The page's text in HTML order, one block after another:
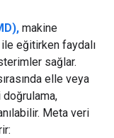
makine
eğitirken faydalı
sağlar.
elle veya
Meta veri